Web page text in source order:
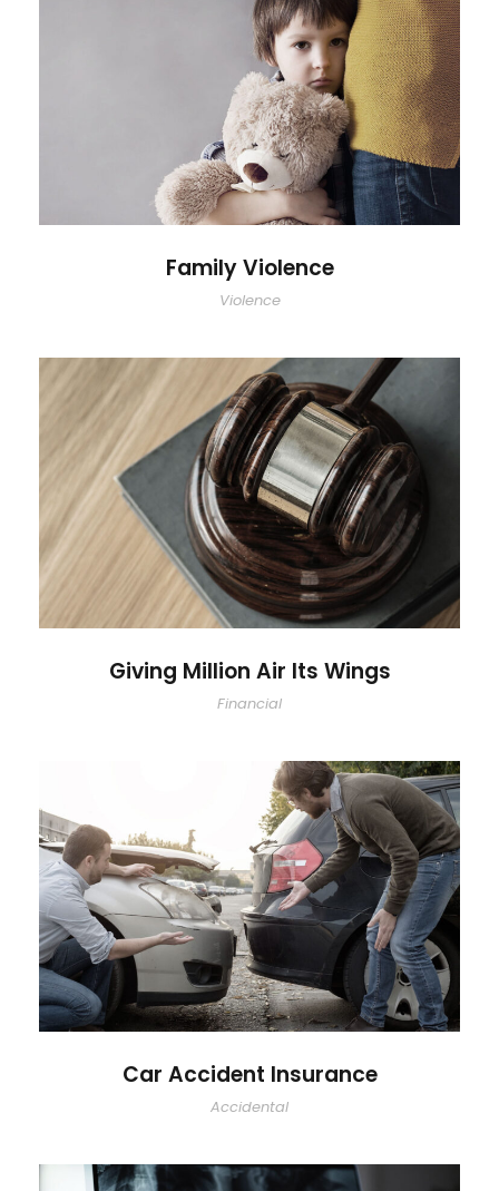
Family Violence
Family Violence
Violence
Giving Million Air Its Wings
Giving Million Air Its Wings
Financial
Car Accident Insurance
Car Accident Insurance
Accidental